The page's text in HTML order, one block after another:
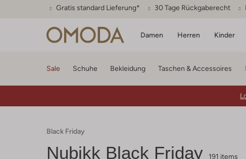
Gratis standard Lieferung* 30 Tage Rückgaberecht
Damen Herren Kinder
Sale Schuhe Bekleidung Taschen & Accessoires
Black Friday
Nubikk Black Friday 191 items